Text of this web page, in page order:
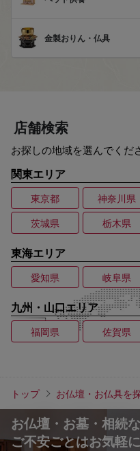
金製おりん・仏具
店舗検索
お探しの地域を選んでくだ
関東エリア
東京都 神奈川県
茨城県
栃木県
東海エリア
愛知県 岐阜県
九州・山口エリア
福岡県 佐賀県
トップ お仏壇・お仏具を
お仏壇・お墓・相続
ご不安ごとはお気軽